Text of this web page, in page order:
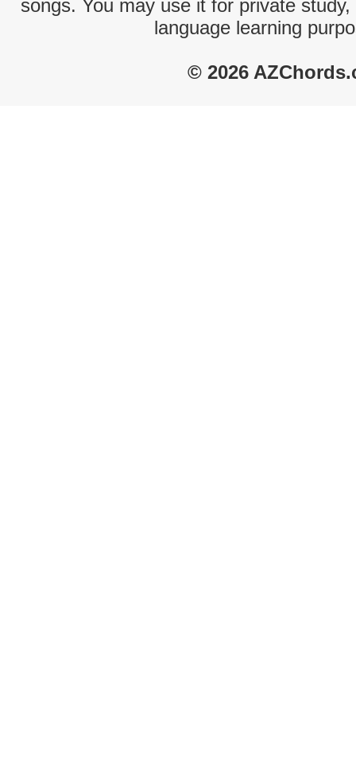
songs. You may use it for private
language learning
© 2026